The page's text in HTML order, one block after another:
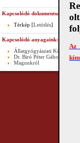
Az
Kapcsolódó dokumentumok:
Térkép [Letötlés]
Kapcsolódó anyagaink:
Állatgyógyászati Központ
Dr. Biró Péter Gábor
Magunkról